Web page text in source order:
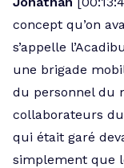
concept qu’on
s’appelle
une brigade
du personnel du
collaborateurs
qui était garé
simplement que